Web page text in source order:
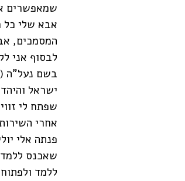
שמאפשרים
אבא שלי כל
המסמכים,
בשם נעל"ה
ישראל
שפתח לי
אחרי
פנתה אלי
שאכנס ללמד
ללמד